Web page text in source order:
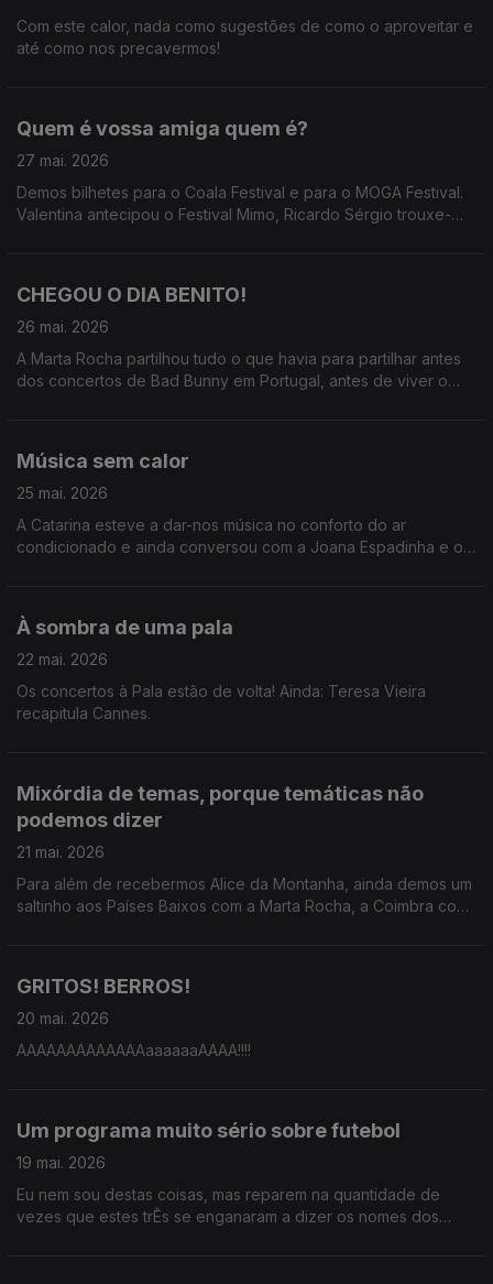
Com este calor, nada como sugestões de como o aproveitar e
até como nos precavermos!
Quem é vossa amiga quem é?
27 mai. 2026
Demos bilhetes para o Coala Festival e para o MOGA Festival.
Valentina antecipou o Festival Mimo, Ricardo Sérgio trouxe-
CHEGOU O DIA BENITO!
26 mai. 2026
A Marta Rocha partilhou tudo o que havia para partilhar antes
dos concertos de Bad Bunny em Portugal, antes de viver o
Música sem calor
25 mai. 2026
A Catarina esteve a dar-nos música no conforto do ar
condicionado e ainda conversou com a Joana Espadinha e o
À sombra de uma pala
22 mai. 2026
Os concertos à Pala estão de volta! Ainda: Teresa Vieira
recapitula Cannes.
Mixórdia de temas, porque temáticas não
podemos dizer
21 mai. 2026
Para além de recebermos Alice da Montanha, ainda demos um
saltinho aos Países Baixos com a Marta Rocha, a Coimbra com
GRITOS! BERROS!
20 mai. 2026
AAAAAAAAAAAAAaaaaaaAAAA!!!!
Um programa muito sério sobre futebol
19 mai. 2026
Eu nem sou destas coisas, mas reparem na quantidade de
vezes que estes trÊs se enganaram a dizer os nomes dos